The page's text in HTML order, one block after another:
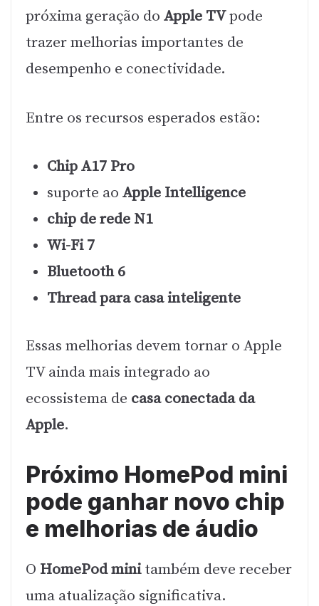
próxima geração do Apple TVpode
trazer melhorias importantes de
desempenho e conectividade.
Entre os recursos esperados estão:
Chip A17 Pro
suporte ao Apple Intelligence
chip de rede N1
Wi-Fi 7
Bluetooth 6
Thread para casa inteligente
Essas melhorias devem tornar o Apple
TV ainda mais integrado ao
ecossistema de casa conectada da
Apple.
Próximo HomePod mini
pode ganhar novo chip
e melhorias de áudio
O HomePod minitambém deve receber
uma atualização significativa.